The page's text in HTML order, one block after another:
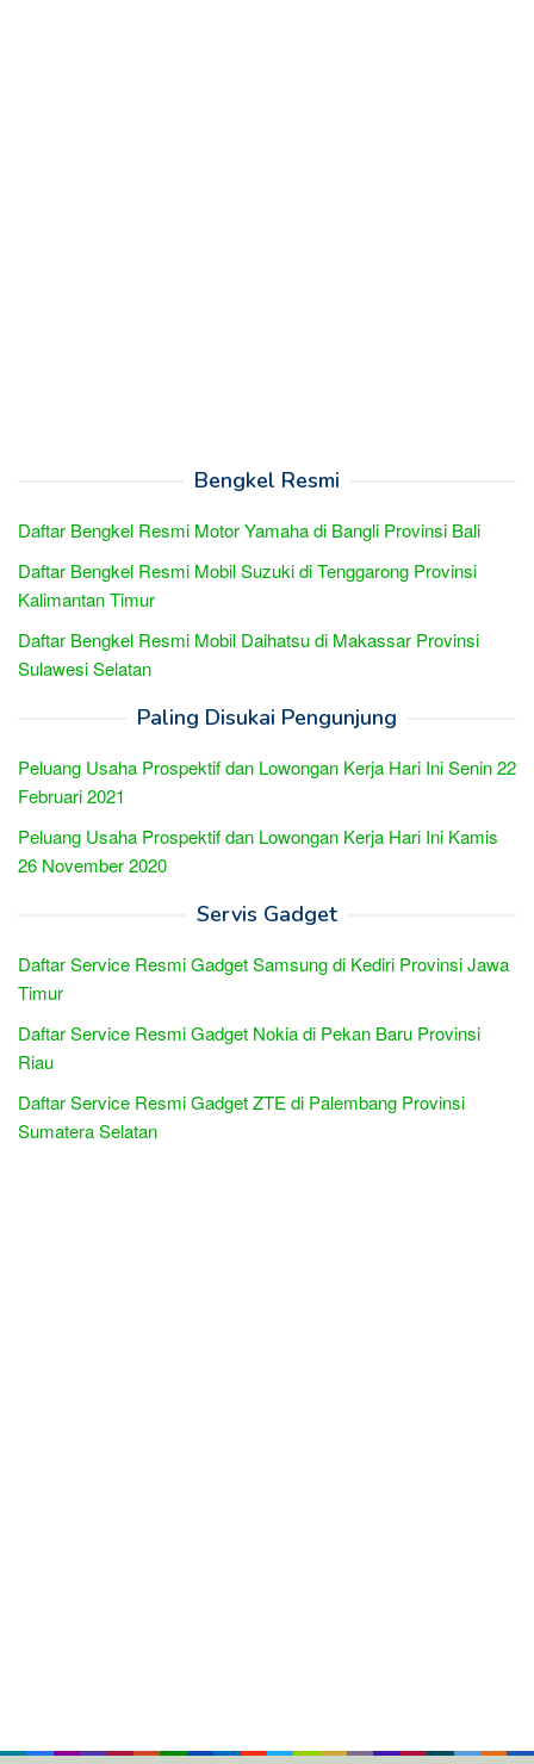
Bengkel Resmi
Daftar Bengkel Resmi Motor Yamaha di Bangli Provinsi Bali
Daftar Bengkel Resmi Mobil Suzuki di Tenggarong Provinsi
Kalimantan Timur
Daftar Bengkel Resmi Mobil Daihatsu di Makassar Provinsi
Sulawesi Selatan
Paling Disukai Pengunjung
Peluang Usaha Prospektif dan Lowongan Kerja Hari Ini Senin 22
Februari 2021
Peluang Usaha Prospektif dan Lowongan Kerja Hari Ini Kamis
26 November 2020
Servis Gadget
Daftar Service Resmi Gadget Samsung di Kediri Provinsi Jawa
Timur
Daftar Service Resmi Gadget Nokia di Pekan Baru Provinsi
Riau
Daftar Service Resmi Gadget ZTE di Palembang Provinsi
Sumatera Selatan